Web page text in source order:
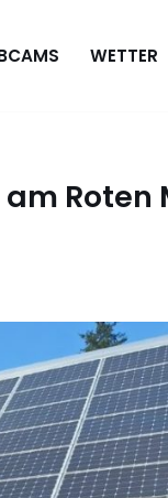
WETTER
Roten